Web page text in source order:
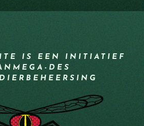
IS EEN INITIATIEF
MEGA-DES